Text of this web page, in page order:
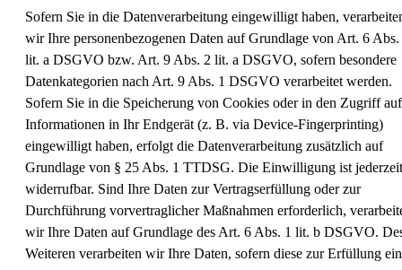
Sofern Sie in die Datenverarbeitung eingewilligt haben,
wir Ihre personenbezogenen Daten auf Grundlage von Art. 6 Abs.
lit. a DSGVO bzw. Art. 9 Abs. 2 lit. a DSGVO, sofern besondere
Datenkategorien nach Art. 9 Abs. 1 DSGVO verarbeitet werden.
Sofern Sie in die Speicherung von Cookies oder in den Zugriff auf
Informationen in Ihr Endgerät (z. B. via Device-Fingerprinting)
eingewilligt haben, erfolgt die Datenverarbeitung zusätzlich auf
Grundlage von § 25 Abs. 1 TTDSG. Die Einwilligung ist jederzeit
widerrufbar. Sind Ihre Daten zur Vertragserfüllung oder zur
Durchführung vorvertraglicher Maßnahmen erforderlich,
wir Ihre Daten auf Grundlage des Art. 6 Abs. 1 lit. b DSGVO.
Weiteren verarbeiten wir Ihre Daten, sofern diese zur Erfüllung